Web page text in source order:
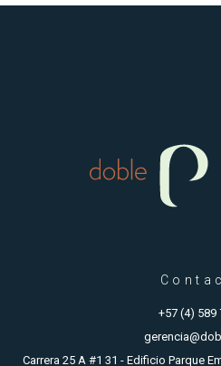
+57 (4) 589
Carrera 25 A #1 31 - Edificio Parque